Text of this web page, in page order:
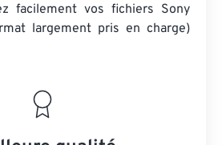
facilement vos fichiers Sony
largement pris en charge)